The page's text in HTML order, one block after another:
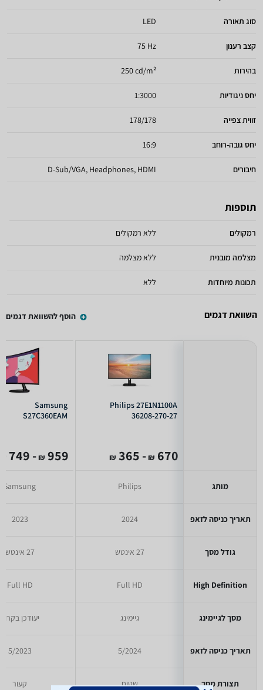
סוג תאורה LED
קצב רענון 75 Hz
בהירות 250 cd/m²
יחס ניגודיות 1:3000
זווית צפייה 178/178
יחס גובה-רוחב 16:9
חיבורים D-Sub/VGA, Headphones, HDMI
תוספות
רמקולים ללא רמקולים
מצלמה מובנית ללא מצלמה
תכונות מיוחדות ללא
השוואת דגמים הוסף להשוואת דגמים
מותג
תאריך כניסה לזאפ
גודל מסך
High Definition
מסך לגיימינג
תאריך כניסה לזאפ
תצורת מסך
Philips 27E1N1100A
36208-270-27
670
₪
- 365
₪
Philips
2024
27 אינטש
Full HD
גיימינג
5/2024
שטוח
Samsung
S27C360EAM
959
₪
- 749
Samsung
2023
27 אינטש
Full HD
יעודכן בקרוב
5/2023
קעור